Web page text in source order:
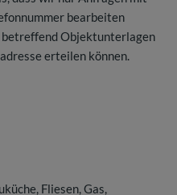
bearbeiten
betreffend Objektunterlagen
erteilen können.
Fliesen Gas